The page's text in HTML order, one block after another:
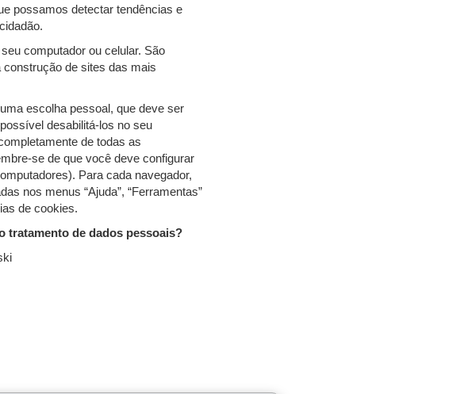
possamos detectar tendências e
computador ou celular. São
de sites das mais
escolha pessoal, que deve ser
desabilitá-los no seu
de todas as
se de que você deve configurar
Para cada navegador,
nos menus “Ajuda”, “Ferramentas”
de cookies.
tratamento de dados pessoais?